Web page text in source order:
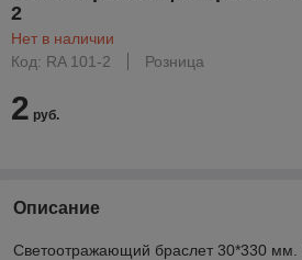
2
Нет в наличии
Код: RA 101-2
Розница
2 руб.
Описание
Светоотражающий браслет 30*330 мм.